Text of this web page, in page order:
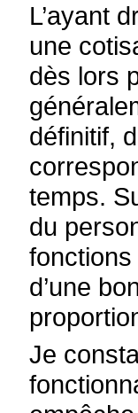
L’ayant
une
dès lors
définitif,
temps.
du
d’une
Je